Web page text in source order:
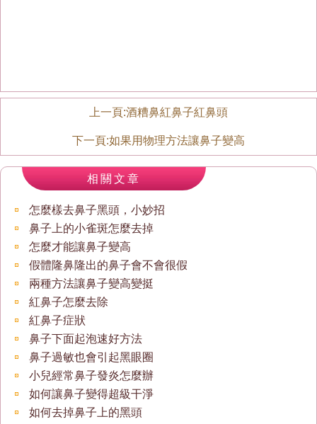
上一頁:酒糟鼻紅鼻子紅鼻頭
下一頁:如果用物理方法讓鼻子變高
相關文章
怎麼樣去鼻子黑頭，小妙招
鼻子上的小雀斑怎麼去掉
怎麼才能讓鼻子變高
假體隆鼻隆出的鼻子會不會很假
兩種方法讓鼻子變高變挺
紅鼻子怎麼去除
紅鼻子症狀
鼻子下面起泡速好方法
鼻子過敏也會引起黑眼圈
小兒經常鼻子發炎怎麼辦
如何讓鼻子變得超級干淨
如何去掉鼻子上的黑頭